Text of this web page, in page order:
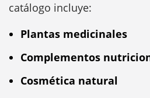
catálogo incluye:
Plantas medicinales
Complementos
Cosmética natural